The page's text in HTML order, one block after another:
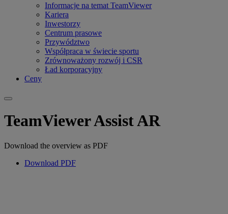
Informacje na temat TeamViewer
Kariera
Inwestorzy
Centrum prasowe
Przywództwo
Współpraca w świecie sportu
Zrównoważony rozwój i CSR
Ład korporacyjny
Ceny
TeamViewer Assist AR
Download the overview as PDF
Download PDF